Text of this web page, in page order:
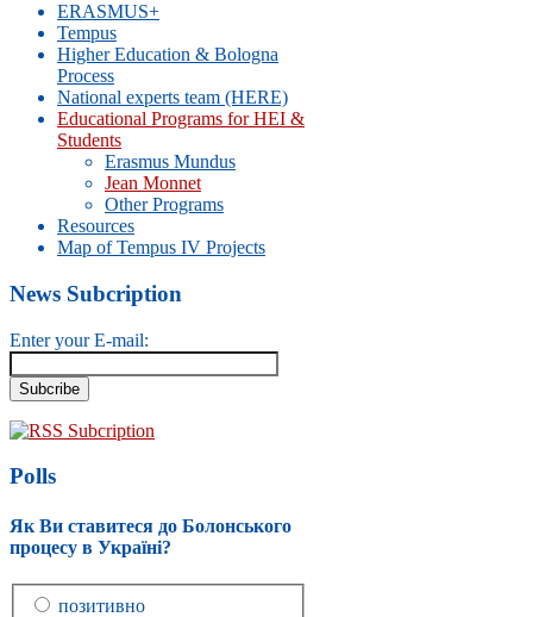
ERASMUS+
Tempus
Higher Education & Bologna
Process
National experts team (HERE)
Educational Programs for HEI &
Students
Erasmus Mundus
Jean Monnet
Other Programs
Resources
Map of Tempus IV Projects
News Subcription
Enter your E-mail:
RSS Subcription
Polls
Як Ви ставитеся до Болонського
процесу в Україні?
позитивно